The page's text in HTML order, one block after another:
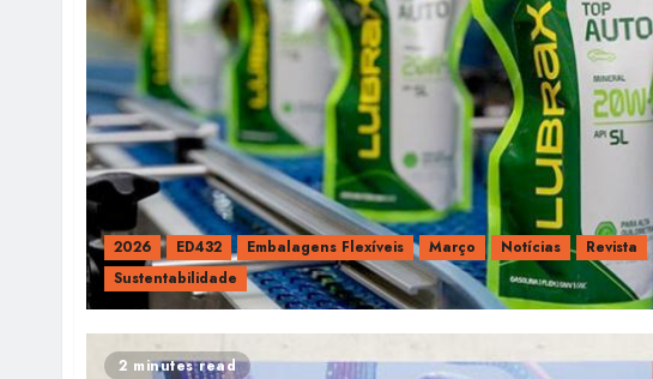
2026 ED432 Embalagens Flexíveis Março Notícias
Revista
Sustentabilidade
2 minutes read